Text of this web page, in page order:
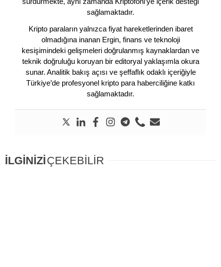
sağlamaktadır.
Kripto paraların yalnızca fiyat hareketlerinden ibaret
olmadığına inanan Ergin, finans ve teknoloji
kesişimindeki gelişmeleri doğrulanmış kaynaklardan ve
teknik doğruluğu koruyan bir editoryal yaklaşımla okura
sunar. Analitik bakış açısı ve şeffaflık odaklı içeriğiyle
Türkiye’de profesyonel kripto para haberciliğine katkı
sağlamaktadır.
İLGİNİZİÇEKEBİLİR